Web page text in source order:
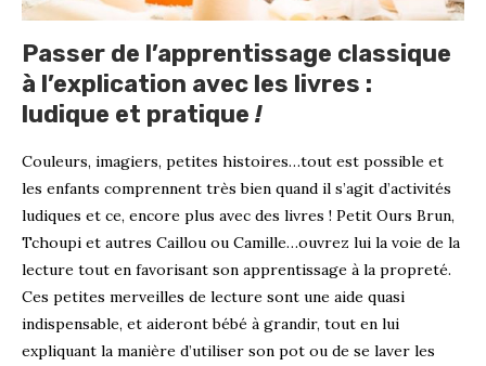
Passer de l’apprentissage classique
à l’explication avec les livres :
ludique et pratique !
Couleurs, imagiers, petites histoires…tout est possible et
les enfants comprennent très bien quand il s’agit d’activités
ludiques et ce, encore plus avec des livres ! Petit Ours Brun,
Tchoupi et autres Caillou ou Camille…ouvrez lui la voie de la
lecture tout en favorisant son apprentissage à la propreté.
Ces petites merveilles de lecture sont une aide quasi
indispensable, et aideront bébé à grandir, tout en lui
expliquant la manière d’utiliser son pot ou de se laver les